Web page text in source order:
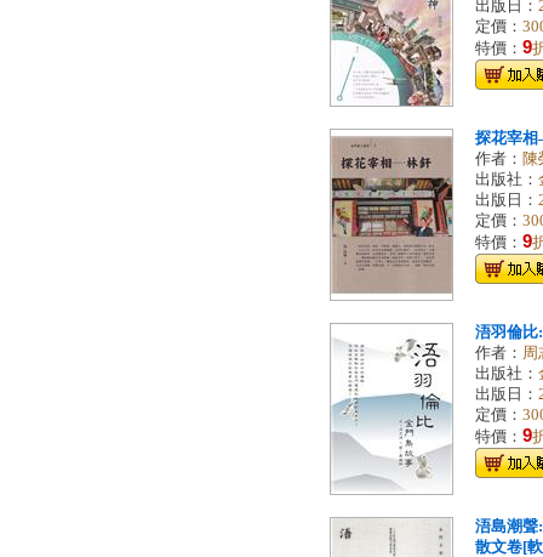
出版日：
定價：
特價： 9
探花宰相
作者： 陳
出版社：
出版日：
定價：
特價： 9
浯羽倫比
作者： 周
出版社：
出版日：
定價：
特價： 9
浯島潮聲
散文卷[